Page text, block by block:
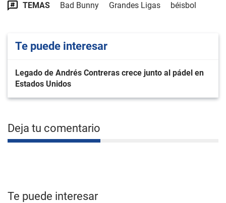
TEMAS Bad Bunny Grandes Ligas béisbol
Te puede interesar
Legado de Andrés Contreras crece junto al pádel en
Estados Unidos
Deja tu comentario
Te puede interesar